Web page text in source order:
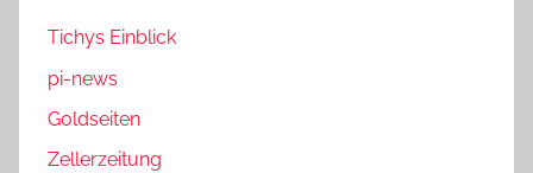
Tichys Einblick
pi-news
Goldseiten
Zellerzeitung